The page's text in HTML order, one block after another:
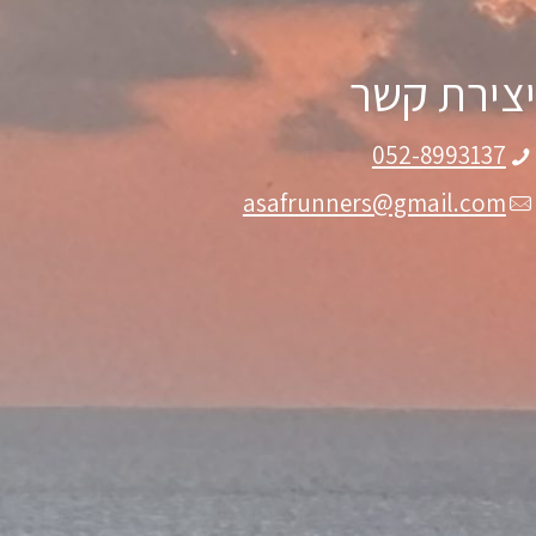
יצירת קשר
052-8993137
asafrunners@gmail.com